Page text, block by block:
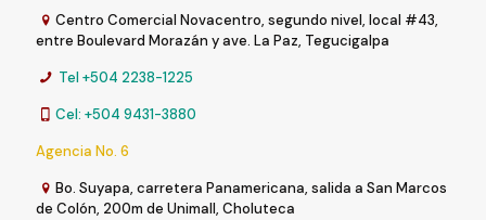
Centro Comercial Novacentro, segundo nivel, local #43,
entre Boulevard Morazán y ave. La Paz, Tegucigalpa
Tel +504 2238-1225
Cel: +504 9431-3880
Agencia No. 6
Bo. Suyapa, carretera Panamericana, salida a San Marcos
de Colón, 200m de Unimall, Choluteca